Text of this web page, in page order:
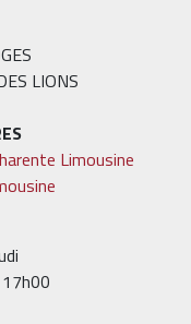
LIONS
Limousine